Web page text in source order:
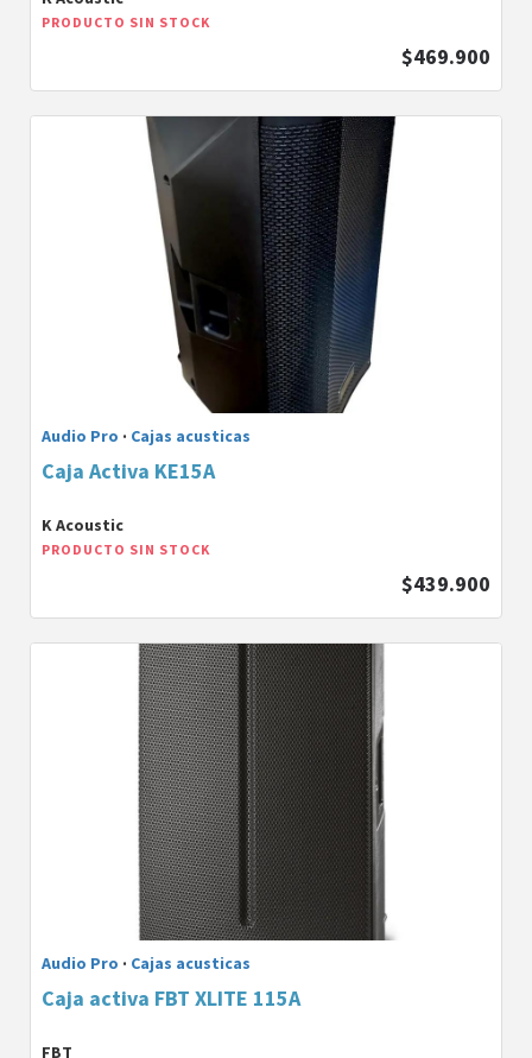
PRODUCTO SIN STOCK
$469.900
Audio Pro · Cajas acusticas
Caja Activa KE15A
K Acoustic
PRODUCTO SIN STOCK
$439.900
Audio Pro · Cajas acusticas
Caja activa FBT XLITE 115A
FBT